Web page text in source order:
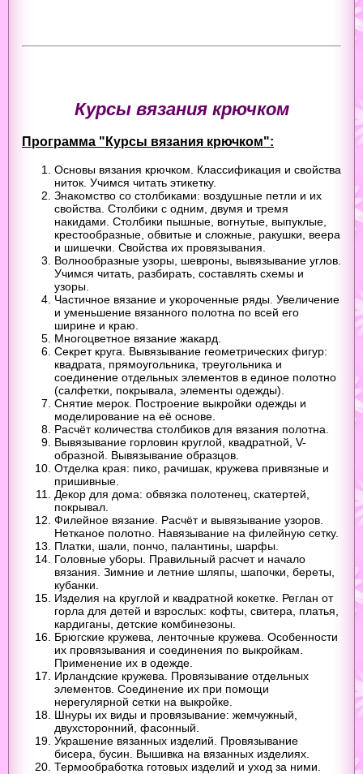
Курсы вязания крючком
Программа "Курсы вязания крючком":
Основы вязания крючком. Классификация и свойства
ниток. Учимся читать этикетку.
Знакомство со столбиками: воздушные петли и их
свойства. Столбики с одним, двумя и тремя
накидами. Столбики пышные, вогнутые, выпуклые,
крестообразные, обвитые и сложные, ракушки, веера
и шишечки. Свойства их провязывания.
Волнообразные узоры, шевроны, вывязывание углов.
Учимся читать, разбирать, составлять схемы и
узоры.
Частичное вязание и укороченные ряды. Увеличение
и уменьшение вязанного полотна по всей его
ширине и краю.
Многоцветное вязание жакард.
Секрет круга. Вывязывание геометрических фигур:
квадрата, прямоугольника, треугольника и
соединение отдельных элементов в единое полотно
(салфетки, покрывала, элементы одежды).
Снятие мерок. Построение выкройки одежды и
моделирование на её основе.
Расчёт количества столбиков для вязания полотна.
Вывязывание горловин круглой, квадратной, V-
образной. Вывязывание образцов.
Отделка края: пико, рачишак, кружева привязные и
пришивные.
Декор для дома: обвязка полотенец, скатертей,
покрывал.
Филейное вязание. Расчёт и вывязывание узоров.
Нетканое полотно. Навязывание на филейную сетку.
Платки, шали, пончо, палантины, шарфы.
Головные уборы. Правильный расчет и начало
вязания. Зимние и летние шляпы, шапочки, береты,
кубанки.
Изделия на круглой и квадратной кокетке. Реглан от
горла для детей и взрослых: кофты, свитера, платья,
кардиганы, детские комбинезоны.
Брюгские кружева, ленточные кружева. Особенности
их провязывания и соединения по выкройкам.
Применение их в одежде.
Ирландские кружева. Провязывание отдельных
элементов. Соединение их при помощи
нерегулярной сетки на выкройке.
Шнуры их виды и провязывание: жемчужный,
двухсторонний, фасонный.
Украшение вязанных изделий. Провязывание
бисера, бусин. Вышивка на вязанных изделиях.
Термообработка готовых изделий и уход за ними.